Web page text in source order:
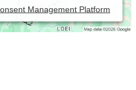
Management Platform